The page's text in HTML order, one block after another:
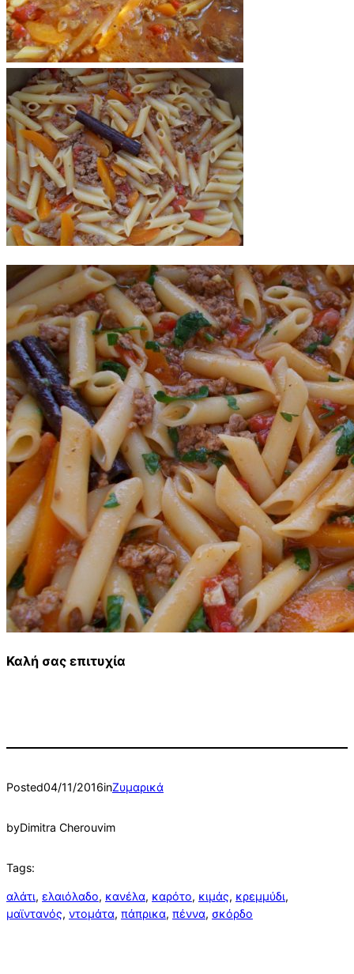
Καλή σας επιτυχία
Posted04/11/2016inΖυμαρικά
byDimitra Cherouvim
Tags:
αλάτι, ελαιόλαδο, κανέλα, καρότο, κιμάς, κρεμμύδι
μαϊντανός, ντομάτα, πάπρικα, πέννα, σκόρδο